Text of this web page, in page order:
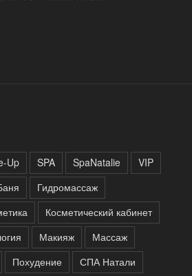
Up SPA SpaNatalie
VIP
Гидромассаж
Косметический кабинет
Макияж
Массаж
Похудение
СПА Натали